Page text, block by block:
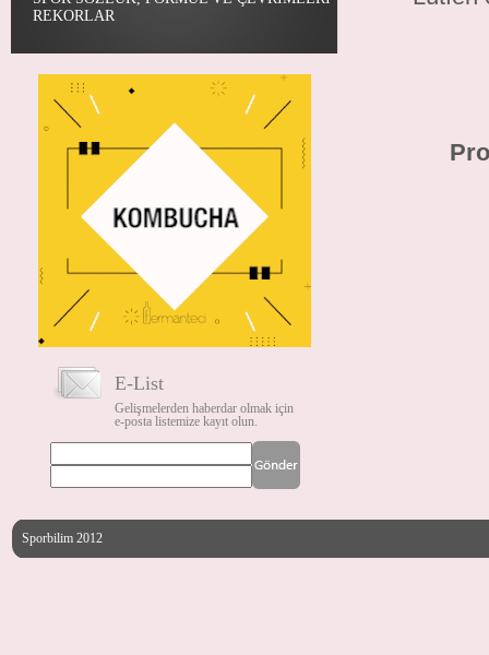
REKORLAR
E-List
Gelişmelerden haberdar olmak için
e-posta listemize kayıt olun.
Sporbilim 2012